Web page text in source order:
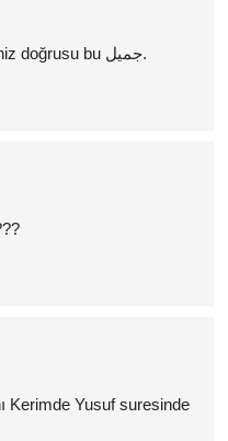
Arapça yazılışını yanlış vermişsiniz doğrusu bu جميل.
Kerimde Yusuf suresinde